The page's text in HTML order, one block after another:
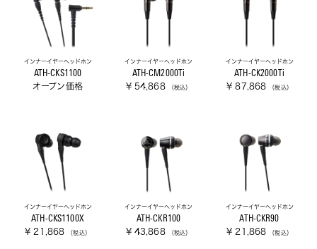
インナーイヤーヘッドホン
ATH-CKS1100
オープン価格
インナーイヤーヘッドホン
ATH-CM2000Ti
¥ 54,868 （税込）
インナーイヤーヘッドホン
ATH-CK2000Ti
¥ 87,868 （税込）
インナーイヤーヘッドホン
ATH-CKS1100X
¥ 21,868 （税込）
インナーイヤーヘッドホン
ATH-CKR100
¥ 43,868 （税込）
インナーイヤーヘッドホン
ATH-CKR90
¥ 21,868 （税込）